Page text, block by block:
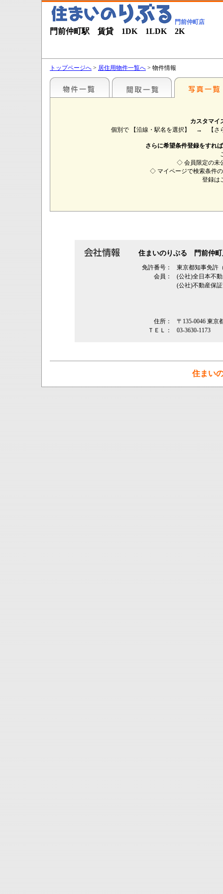
門前仲町店
門前仲町駅 賃貸 1DK 1LDK 2K
トップページへ > 居住用物件一覧へ > 物件情報
カスタマイ
個別で 【沿線・駅名を選択】 → 【
さらに希望条件登録をすれ
◇ 会員限定の未
◇ マイページで検索条件
登録
住まいのりぶる 門前仲町
免許番号：
東京都知事免許
会員：
(公社)全日本不
(公社)不動産保
住所：
〒135-0046 東京
ＴＥＬ：
03-3630-1173
住まい